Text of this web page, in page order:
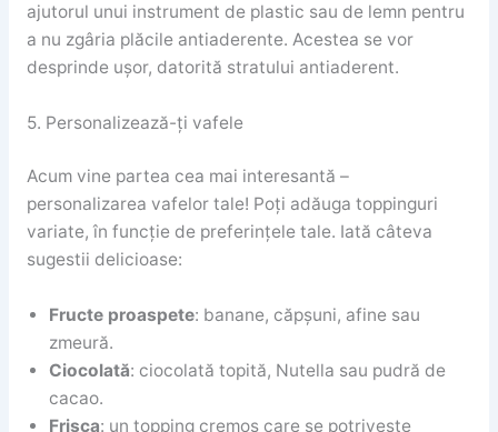
ajutorul unui instrument de plastic sau de lemn pentru
a nu zgâria plăcile antiaderente. Acestea se vor
desprinde ușor, datorită stratului antiaderent.
5. Personalizează-ți vafele
Acum vine partea cea mai interesantă –
personalizarea vafelor tale! Poți adăuga toppinguri
variate, în funcție de preferințele tale. Iată câteva
sugestii delicioase:
Fructe proaspete: banane, căpșuni, afine sau
zmeură.
Ciocolată: ciocolată topită, Nutella sau pudră de
cacao.
Frisca: un topping cremos care se potrivește